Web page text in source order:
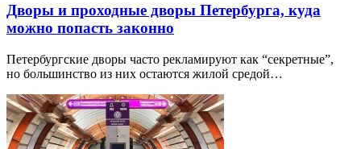
Дворы и проходные дворы Петербурга, куда
можно попасть законно
Петербургские дворы часто рекламируют как “секретные”,
но большинство из них остаются жилой средой…